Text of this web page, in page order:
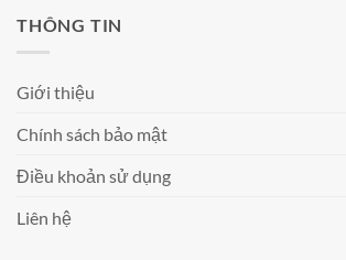
THÔNG TIN
Giới thiệu
Chính sách bảo mật
Điều khoản sử dụng
Liên hệ